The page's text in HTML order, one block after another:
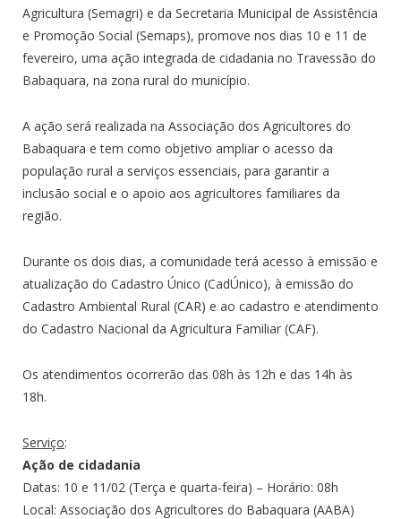
Agricultura (Semagri) e da Secretaria Municipal de Assistência
e Promoção Social (Semaps), promove nos dias 10 e 11 de
fevereiro, uma ação integrada de cidadania no Travessão do
Babaquara, na zona rural do município.
A ação será realizada na Associação dos Agricultores do
Babaquara e tem como objetivo ampliar o acesso da
população rural a serviços essenciais, para garantir a
inclusão social e o apoio aos agricultores familiares da
região.
Durante os dois dias, a comunidade terá acesso à emissão e
atualização do Cadastro Único (CadÚnico), à emissão do
Cadastro Ambiental Rural (CAR) e ao cadastro e atendimento
do Cadastro Nacional da Agricultura Familiar (CAF).
Os atendimentos ocorrerão das 08h às 12h e das 14h às
18h.
Serviço:
Ação de cidadania
Datas: 10 e 11/02 (Terça e quarta-feira) – Horário: 08h
Local: Associação dos Agricultores do Babaquara (AABA)